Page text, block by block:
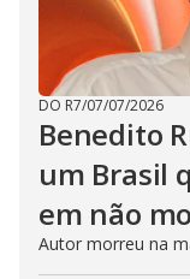
DO R7/07/07/2026
Benedito
um Brasil
em não
Autor morreu na